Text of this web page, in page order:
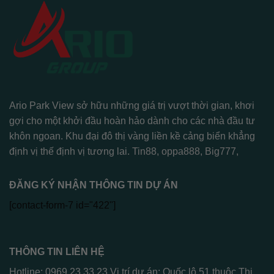
Ario Park View sở hữu những giá trị vượt thời gian, khơi
gợi cho một khởi đầu hoàn hảo dành cho các nhà đầu tư
khôn ngoan. Khu đại đô thị vàng liền kề cảng biển khẳng
định vị thế định vị tương lai. Tin88, oppa888, Big777,
ĐĂNG KÝ NHẬN THÔNG TIN DỰ ÁN
[contact-form-7 id="422"]
THÔNG TIN LIÊN HỆ
Hotline: 0969.23.33.23 Vị trí dự án: Quốc lộ 51 thuộc Thị